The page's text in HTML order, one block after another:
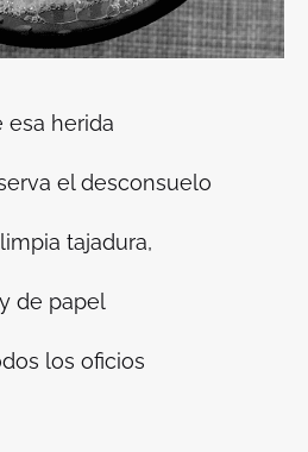
esa herida
el desconsuelo
tajadura,
de papel
los oficios